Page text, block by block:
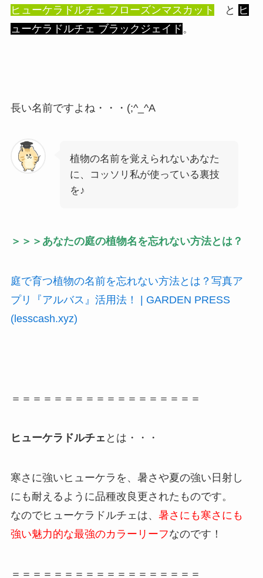
ヒューケラドルチェ フローズンマスカット と ヒ
ューケラドルチェ ブラックジェイド 。
長い名前ですよね・・・(;^_^A
植物の名前を覚えられないあなた
に、コッソリ私が使っている裏技
を♪
＞＞＞あなたの庭の植物名を忘れない方法とは？
庭で育つ植物の名前を忘れない方法とは？写真ア
プリ『アルバス』活用法！ | GARDEN PRESS
(lesscash.xyz)
＝＝＝＝＝＝＝＝＝＝＝＝＝＝＝＝＝＝
ヒューケラドルチェ とは・・・
寒さに強いヒューケラを、暑さや夏の強い日射し
にも耐えるように品種改良更されたものです。
なのでヒューケラドルチェは、 暑さにも寒さにも
強い魅力的な最強のカラーリーフなのです！
＝＝＝＝＝＝＝＝＝＝＝＝＝＝＝＝＝＝